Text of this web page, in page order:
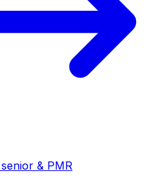
& PMR